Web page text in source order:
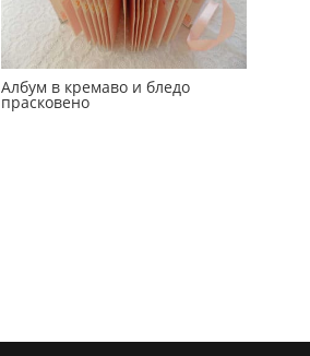
Албум в кремаво и бледо
прасковено